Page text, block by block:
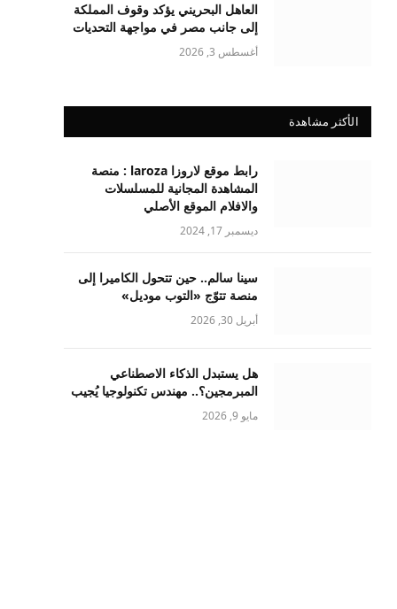
العاهل البحريني يؤكد وقوف المملكة
إلى جانب مصر في مواجهة التحديات
أغسطس 3, 2026
الأكثر مشاهدة
رابط موقع لاروزا laroza : منصة
المشاهدة المجانية للمسلسلات
والافلام الموقع الأصلي
ديسمبر 17, 2024
سينا سالم.. حين تتحول الكاميرا إلى
منصة تتوّج «التوب موديل»
أبريل 30, 2026
هل يستبدل الذكاء الاصطناعي
المبرمجين؟.. مهندس تكنولوجيا يُجيب
مايو 9, 2026